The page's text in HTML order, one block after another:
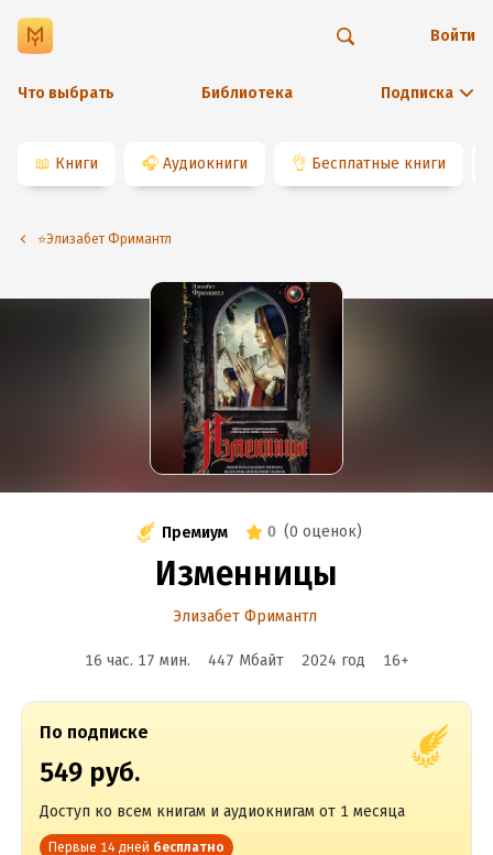
Что выбрать Библиотека Подписка
Войти
📖 Книги 🎧 Аудиокниги 👌 Бесплатные книги
⭐️Элизабет Фримантл
Премиум 0 (0 оценок)
Изменницы
Элизабет Фримантл
16 час. 17 мин. 447 Мбайт 2024 год 16+
По подписке
549 руб.
Доступ ко всем книгам и аудиокнигам от 1 месяца
Первые 14 дней бесплатно